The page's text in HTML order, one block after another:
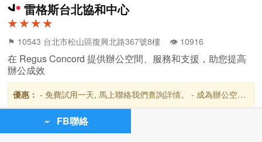
雷格斯台北協和中心
★ ★ ★ ★
⚑ 10543 台北市松山區復興北路367號8樓 👁️‍ 10916
在 Regus Concord 提供辦公空間、服務和支援，助您提高
辦公成效
優惠： - 免費試用一天, 馬上聯絡我們查詢詳情。 - 成為辦公空間
客戶後,可免費使用全球超過3,000個雷格斯商務貴賓室,台灣共設
有10個地點。FB聯絡